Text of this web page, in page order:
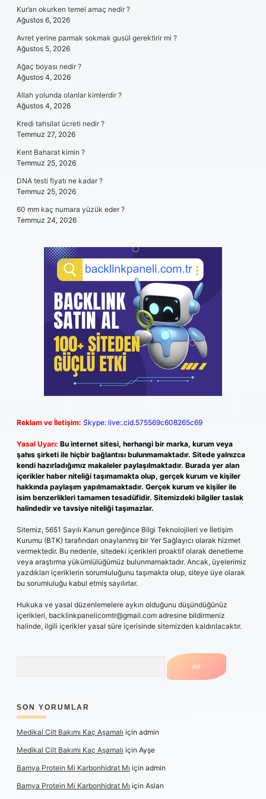
Kur’an okurken temel amaç nedir ?
Ağustos 6, 2026
Avret yerine parmak sokmak gusül gerektirir mi ?
Ağustos 5, 2026
Ağaç boyası nedir ?
Ağustos 4, 2026
Allah yolunda olanlar kimlerdir ?
Ağustos 4, 2026
Kredi tahsilat ücreti nedir ?
Temmuz 27, 2026
Kent Baharat kimin ?
Temmuz 25, 2026
DNA testi fiyatı ne kadar ?
Temmuz 25, 2026
60 mm kaç numara yüzük eder ?
Temmuz 24, 2026
Reklam ve İletişim: Skype: live:.cid.575569c608265c69
Yasal Uyarı: Bu internet sitesi, herhangi bir marka, kurum veya
şahıs şirketi ile hiçbir bağlantısı bulunmamaktadır. Sitede yalnızca
kendi hazırladığımız makaleler paylaşılmaktadır. Burada yer alan
içerikler haber niteliği taşımamakta olup, gerçek kurum ve kişiler
hakkında paylaşım yapılmamaktadır. Gerçek kurum ve kişiler ile
isim benzerlikleri tamamen tesadüfidir. Sitemizdeki bilgiler taslak
halindedir ve tavsiye niteliği taşımazlar.
Sitemiz, 5651 Sayılı Kanun gereğince Bilgi Teknolojileri ve İletişim
Kurumu (BTK) tarafından onaylanmış bir Yer Sağlayıcı olarak hizmet
vermektedir. Bu nedenle, sitedeki içerikleri proaktif olarak denetleme
veya araştırma yükümlülüğümüz bulunmamaktadır. Ancak, üyelerimiz
yazdıkları içeriklerin sorumluluğunu taşımakta olup, siteye üye olarak
bu sorumluluğu kabul etmiş sayılırlar.
Hukuka ve yasal düzenlemelere aykırı olduğunu düşündüğünüz
içerikleri, backlinkpanelicomtr@gmail.com adresine bildirmeniz
halinde, ilgili içerikler yasal süre içerisinde sitemizden kaldırılacaktır.
SON YORUMLAR
Medikal Cilt Bakımı Kaç Aşamalı için admin
Medikal Cilt Bakımı Kaç Aşamalı için Ayşe
Bamya Protein Mi Karbonhidrat Mı için admin
Bamya Protein Mi Karbonhidrat Mı için Aslan